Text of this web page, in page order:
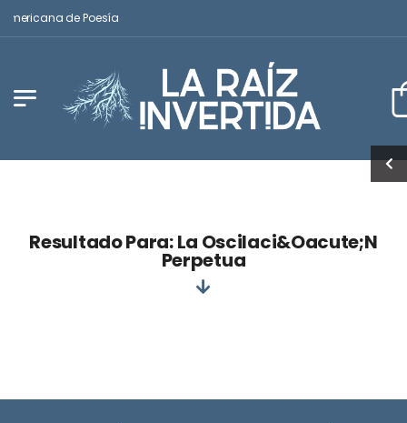
de Poesía
Resultado Para: La Oscilaci&oacute;n
Perpetua